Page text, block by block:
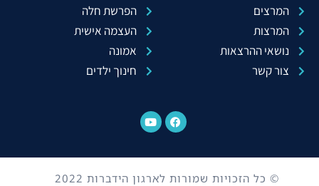
המרצים
המרצות
נושאי ההרצאות
צור קשר
הפרשת חלה
העצמה אישית
אמונה
חינוך ילדים
© כל הזכויות שמורות לארגון הידברות 2022